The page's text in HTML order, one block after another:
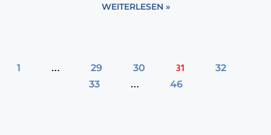
WEITERLESEN »
1 … 29 30 31
32
33
… 46